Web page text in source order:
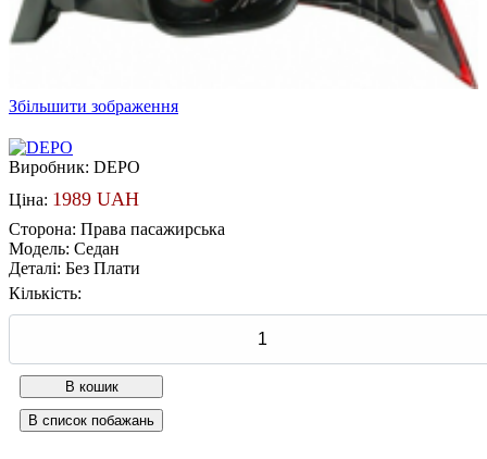
Збільшити зображення
Виробник: DEPO
Ціна: 1989 UAH
Сторона: Права пасажирська
Модель: Седан
Деталі: Без Плати
Кількість: